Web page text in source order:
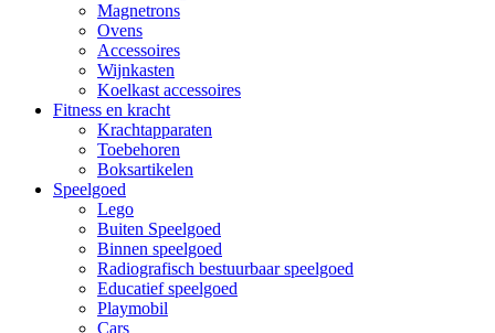
Magnetrons
Ovens
Accessoires
Wijnkasten
Koelkast accessoires
Fitness en kracht
Krachtapparaten
Toebehoren
Boksartikelen
Speelgoed
Lego
Buiten Speelgoed
Binnen speelgoed
Radiografisch bestuurbaar speelgoed
Educatief speelgoed
Playmobil
Cars